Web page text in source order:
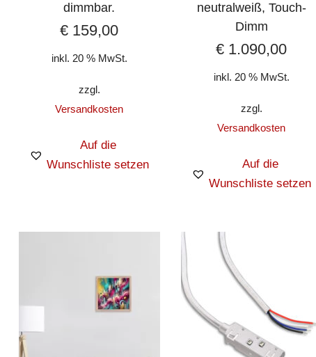
dimmbar.
€ 159,00
inkl. 20 % MwSt.
zzgl.
Versandkosten
Auf die
Wunschliste setzen
neutralweiß, Touch-
Dimm
€ 1.090,00
inkl. 20 % MwSt.
zzgl.
Versandkosten
Auf die
Wunschliste setzen